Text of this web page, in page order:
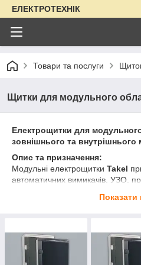
ЕЛЕКТРОТЕХНІК
Товари та послуги
Щитки для модульного
Електрощитки для
зовнішнього та внутрішнього
Опис та призначення:
Модульні електрощитки Takel
автоматичних вимикачів, УЗО,
житлових, офісних та
Києву, Харкову, Дніпру, Одесі,
Види щитків:
Показати